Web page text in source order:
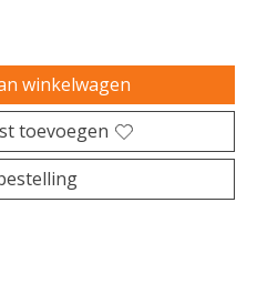
winkelwagen
toevoegen